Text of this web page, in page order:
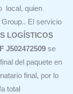
local, quien
El servicio
LOGÍSTICOS
J502472509 se
del paquete en
final, por lo
total